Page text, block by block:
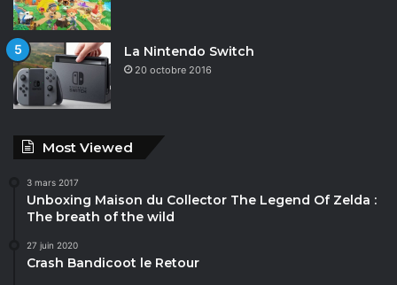
La Nintendo Switch
20 octobre 2016
Most Viewed
3 mars 2017
Unboxing Maison du Collector The Legend Of Zelda :
The breath of the wild
27 juin 2020
Crash Bandicoot le Retour